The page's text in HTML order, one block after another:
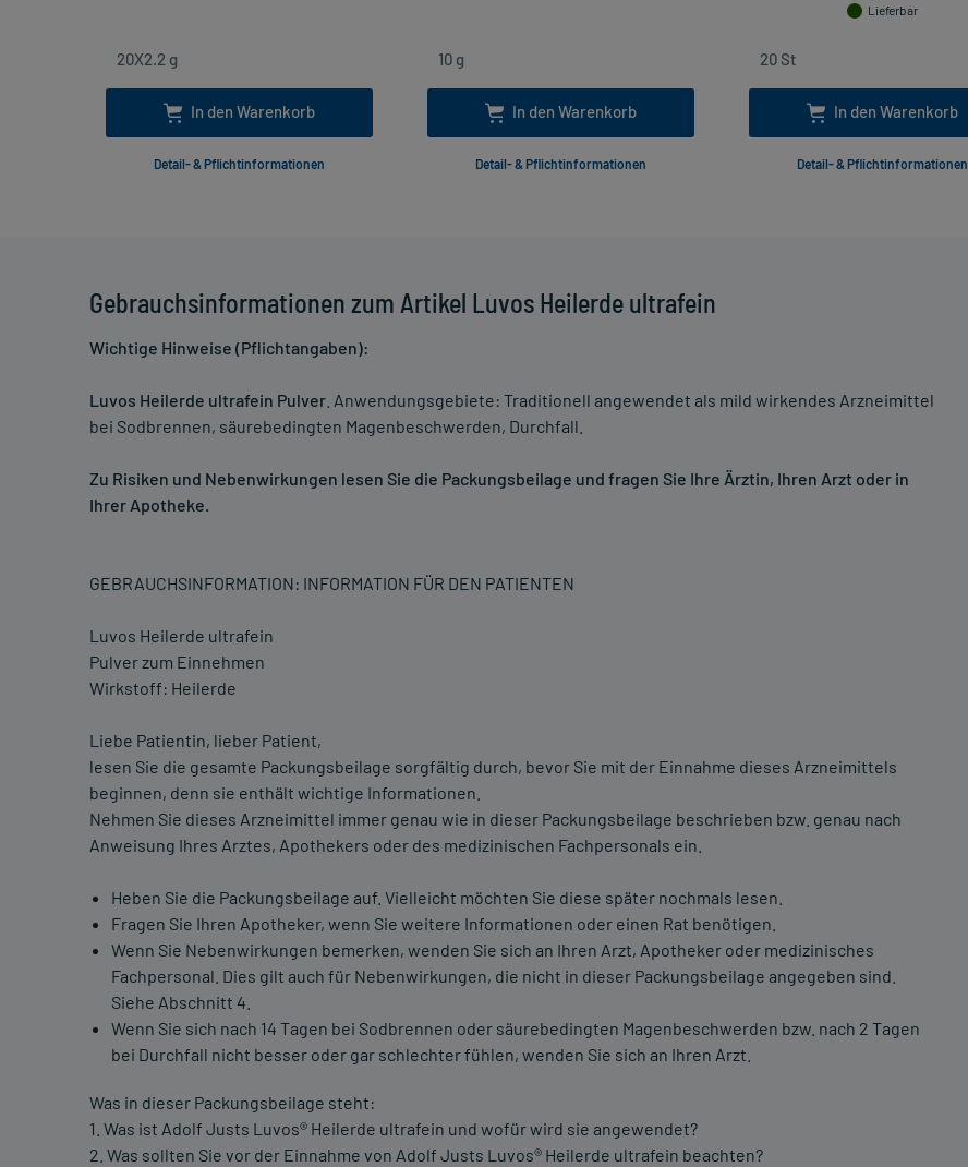
Gebrauchsinformationen zum Artikel Luvos Heilerde ultrafein
Wichtige Hinweise (Pflichtangaben):
Luvos Heilerde ultrafein Pulver . Anwendungsgebiete: Traditionell angewendet als mild wirkendes Arzneimittel
bei Sodbrennen, säurebedingten Magenbeschwerden, Durchfall.
Zu Risiken und Nebenwirkungen lesen Sie die Packungsbeilage und fragen Sie Ihre Ärztin, Ihren Arzt oder in
Ihrer Apotheke.
GEBRAUCHSINFORMATION: INFORMATION FÜR DEN PATIENTEN
Luvos Heilerde ultrafein
Pulver zum Einnehmen
Wirkstoff: Heilerde
Liebe Patientin, lieber Patient,
lesen Sie die gesamte Packungsbeilage sorgfältig durch, bevor Sie mit der Einnahme dieses Arzneimittels
beginnen, denn sie enthält wichtige Informationen.
Nehmen Sie dieses Arzneimittel immer genau wie in dieser Packungsbeilage beschrieben bzw. genau nach
Anweisung Ihres Arztes, Apothekers oder des medizinischen Fachpersonals ein.
Heben Sie die Packungsbeilage auf. Vielleicht möchten Sie diese später nochmals lesen.
Fragen Sie Ihren Apotheker, wenn Sie weitere Informationen oder einen Rat benötigen.
Wenn Sie Nebenwirkungen bemerken, wenden Sie sich an Ihren Arzt, Apotheker oder medizinisches
Fachpersonal. Dies gilt auch für Nebenwirkungen, die nicht in dieser Packungsbeilage angegeben sind.
Siehe Abschnitt 4.
Wenn Sie sich nach 14 Tagen bei Sodbrennen oder säurebedingten Magenbeschwerden bzw. nach 2 Tagen
bei Durchfall nicht besser oder gar schlechter fühlen, wenden Sie sich an Ihren Arzt.
Was in dieser Packungsbeilage steht:
1. Was ist Adolf Justs Luvos® Heilerde ultrafein und wofür wird sie angewendet?
2. Was sollten Sie vor der Einnahme von Adolf Justs Luvos® Heilerde ultrafein beachten?
In den Warenkorb
Detail- & Pflichtinformationen
In den Warenkorb
Detail- & Pflichtinformationen
Lieferbar
In den Warenkorb
Detail- & Pflichtinformationen